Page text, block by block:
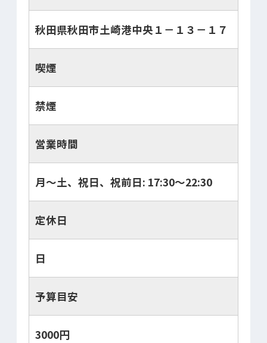
秋田県秋田市土崎港中央１－１３－１７
喫煙
禁煙
営業時間
月～土、祝日、祝前日: 17:30～22:30
定休日
日
予算目安
3000円